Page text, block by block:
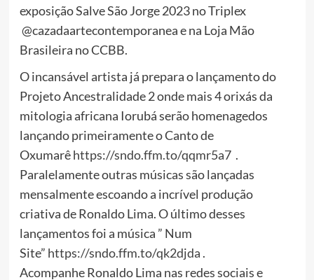
exposição Salve São Jorge 2023 no Triplex
@cazadaartecontemporanea e na Loja Mão
Brasileira no CCBB.
O incansável artista já prepara o lançamento do
Projeto Ancestralidade 2 onde mais 4 orixás da
mitologia africana Iorubá serão homenagedos
lançando primeiramente o Canto de
Oxumarêhttps://sndo.ffm.to/qqmr5a7.
Paralelamente outras músicas são lançadas
mensalmente escoando a incrível produção
criativa de Ronaldo Lima. O último desses
lançamentos foi a música ” Num
Site” https://sndo.ffm.to/qk2djda .
Acompanhe Ronaldo Lima nas redes sociais e